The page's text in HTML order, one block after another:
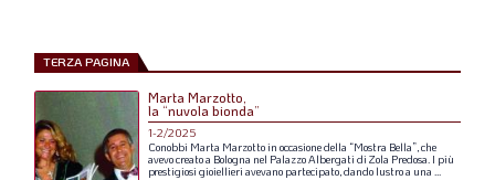
TERZA PAGINA
Marta Marzotto,
la “nuvola bionda”
1-2/2025
Conobbi Marta Marzottoin occasionedella “Mostra Bella”,che
avevocreatoa Bologna nel PalazzoAlbergati di Zola Predosa. I più
prestigiosi gioiellieri avevano partecipato,dando lustroa una ...